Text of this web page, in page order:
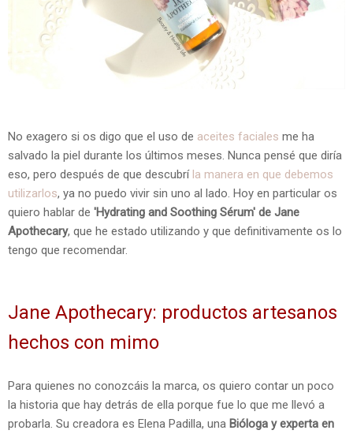
No exagero si os digo que el uso de aceites faciales me ha
salvado la piel durante los últimos meses. Nunca pensé que diría
eso, pero después de que descubrí la manera en que debemos
utilizarlos, ya no puedo vivir sin uno al lado. Hoy en particular os
quiero hablar de 'Hydrating and Soothing Sérum' de Jane
Apothecary, que he estado utilizando y que definitivamente os lo
tengo que recomendar.
Jane Apothecary: productos artesanos
hechos con mimo
Para quienes no conozcáis la marca, os quiero contar un poco
la historia que hay detrás de ella porque fue lo que me llevó a
probarla. Su creadora es Elena Padilla, una Bióloga y experta en